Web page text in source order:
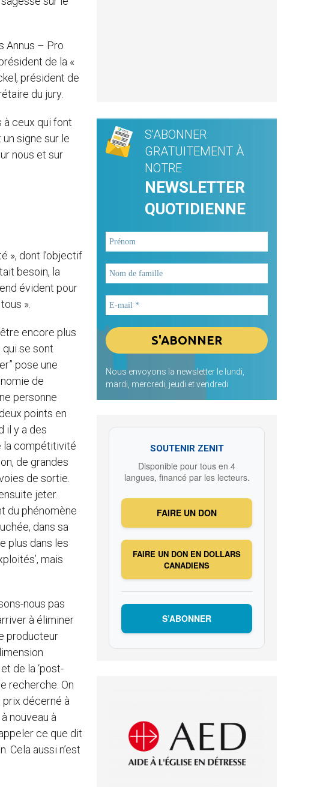
Annus – Pro
de la «
président de
du jury.
à ceux qui font
un signe sur le
nous et sur
», dont l’objectif
besoin, la
évident pour
».
encore plus
se sont
pose une
de
personne
points en
il y a des
la compétitivité
de grandes
de sortie.
jeter.
du phénomène
dans sa
plus dans les
mais
nous pas
à éliminer
producteur
de la ‘post-
recherche. On
prix décerné à
nouveau à
ce que dit
Cela aussi n’est
S'ABONNER
GRATUITEMENT À
NOTRE
NEWSLETTER
QUOTIDIENNE
Nous envoyons la newsletter le lundi,
mardi, mercredi, jeudi et vendredi
SOUTENIR ZENIT
Disponible pour tous en 4
langues, financé par les lecteurs.
FAIRE UN DON
FAIRE UN DON EN DOLLARS
CANADIENS
S’ABONNER